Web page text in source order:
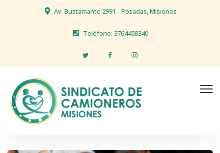
Av. Bustamante 2991 - Posadas, Misiones
Teléfono: 3764458340